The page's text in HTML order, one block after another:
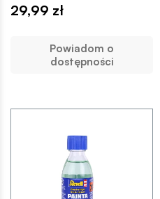
29,99 zł
Powiadom o
dostępności